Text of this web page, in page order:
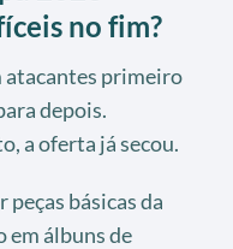
no fim?
atacantes primeiro
depois.
a oferta já secou.
básicas da
em álbuns de